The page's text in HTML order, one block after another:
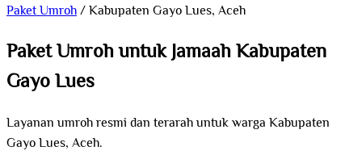
Paket Umroh/Kabupaten Gayo Lues, Aceh
Paket Umroh untuk Jamaah Kabupaten
Gayo Lues
Layanan umroh resmi dan terarah untuk warga Kabupaten
Gayo Lues, Aceh.